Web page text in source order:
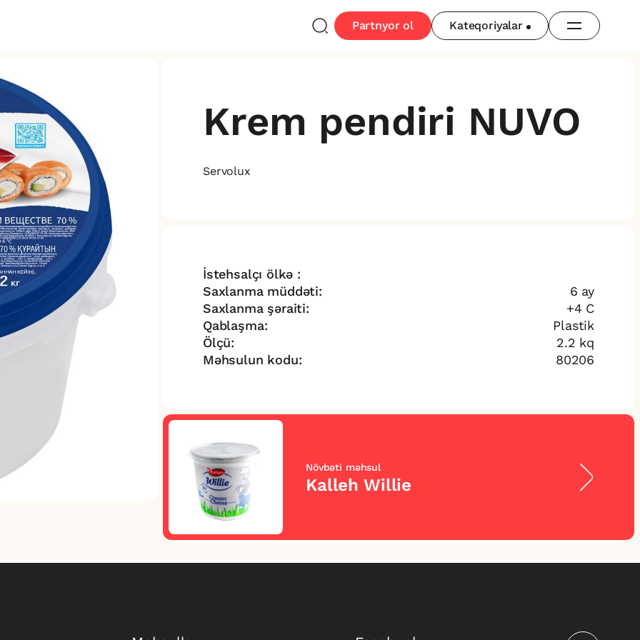
Partnyor ol Kateqoriyalar
Krem pendiri NUVO
Servolux
İstehsalçı ölkə :
Saxlanma müddəti:
6 ay
Saxlanma şəraiti:
+4 C
Qablaşma:
Plastik
Ölçü:
2.2 kq
Məhsulun kodu:
80206
Növbəti məhsul
Kalleh Willie